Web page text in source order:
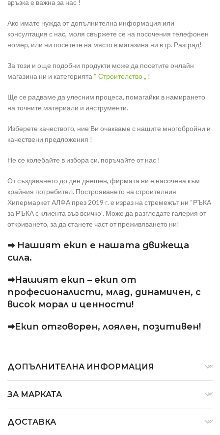
връзка е важна за нас !
Ако имате нужда от допълнителна информация или
консултация с нас, моля свържете се на посочения телефонен
номер, или ни посетете на място в магазина ни в гр. Разград!
За този и още подобни продукти може да посетите онлайн
магазина ни и категорията “ Строителство „ !
Ще се радваме да улесним процеса, помагайки в намирането
на точните материали и инструменти.
Изберете качеството, ние Ви очакваме с нашите многобройни и
качествени предложения !
Не се колебайте в избора си, поръчайте от нас !
От създаването до ден днешен, фирмата ни е насочена към
крайния потребител. Построяването на строителния
Хипермаркет АЛФА през 2019 г. е израз на стремежът ни “РЪКА
за РЪКА с клиента във всичко”. Може да разгледате галерия от
откриването, за да станете част от преживяването ни!
➡ Нашият екип е нашата движеща
сила.
➡Нашият екип – екип от
професионалисти, млад, динамичен, с
висок морал и ценности!
➡Екип отговорен, лоялен, позитивен!
ДОПЪЛНИТЕЛНА ИНФОРМАЦИЯ
ЗА МАРКАТА
ДОСТАВКА